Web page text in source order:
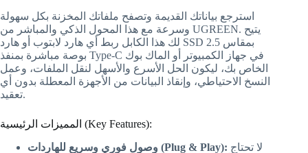
استرجع بياناتك القديمة وتصفح ملفاتك المخزنة بكل سهولة
وسرعة مع هذا المحول الذكي والمباشر من UGREEN. يتيح
لك هذا الكابل ربط أي هارد لابتوب أو هارد SSD بمقاس 2.5
بوصة مباشرة بمنفذ Type-C في جهاز الكمبيوتر أو الماك بوك
الخاص بك، ليكون الحل الأسرع والأسهل لنقل الملفات، وعمل
النسخ الاحتياطي، وإنقاذ البيانات من الأجهزة المعطلة بدون أي
تعقيد.
المميزات الرئيسية (Key Features):
وصول فوري وسريع للهاردات (Plug & Play):